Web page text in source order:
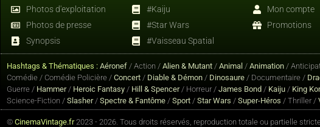
Photos d'exploitation
Photos de presse
Synopsis
#Kaiju
#Star Wars
#Vaisseau Spatial
Mon compte
Promotions
Hashtags & Thématiques : Aéronef / Action / Alien & Mutant / Animal / Animation /
Comédie / Comédie Policière / Concert / Diable & Démon / Dinosaure / Documentaire /
Guerre / Hammer/ Heroic Fantasy / Hill & Spencer/ Horreur / James Bond / Kaiju / King
Science-Fiction / Slasher/ Spectre & Fantôme / Sport / Star Wars / Super-Héros / Thriller /
© CinemaVintage.fr2023 - 2026. Tous droits réservés, reproduction totale ou partielle